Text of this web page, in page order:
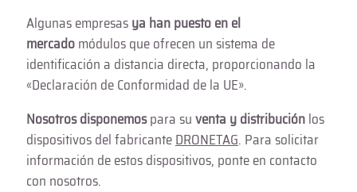
Algunas empresasya han puesto en el
mercadomódulos que ofrecen un sistema de
identificación a distancia directa, proporcionando la
«Declaración de Conformidad de la UE».
Nosotros disponemospara suventa y distribuciónlos
dispositivos del fabricanteDRONETAG. Para solicitar
información de estos dispositivos, ponte en contacto
con nosotros.